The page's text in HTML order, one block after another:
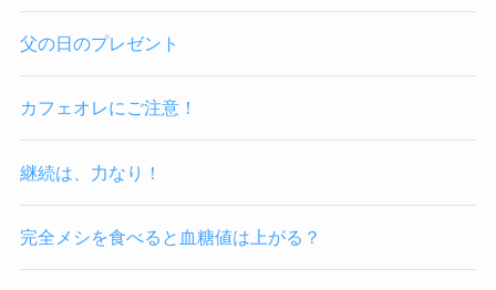
父の日のプレゼント
カフェオレにご注意！
継続は、力なり！
完全メシを食べると血糖値は上がる？